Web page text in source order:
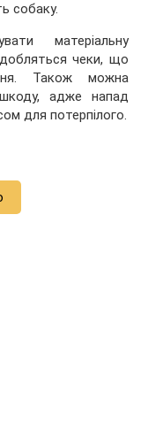
собаку.
матеріальну
чеки, що
Також можна
адже напад
для потерпілого.